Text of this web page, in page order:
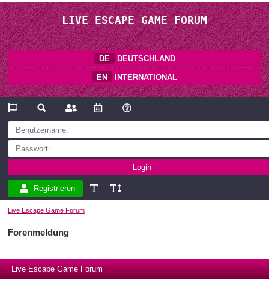
LIVE ESCAPE GAME FORUM
DE DEUTSCHLAND
EN INTERNATIONAL
Registrieren
Live Escape Game Forum
Forenmeldung
Live Escape Game Forum